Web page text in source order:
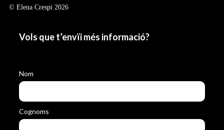
© Elena Crespi 2026
Vols que t’envïi més informació?
Nom
Cognoms